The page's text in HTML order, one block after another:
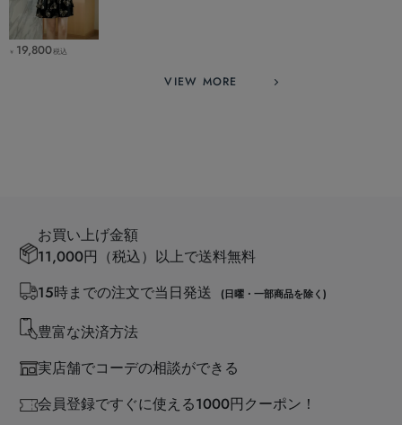
￥ 19,800税込
VIEW MORE
お買い上げ金額
11,000円（税込）以上で送料無料
15時までの注文で当日発送
(日曜・一部商品を除く)
豊富な決済方法
実店舗でコーデの相談ができる
会員登録ですぐに使える1000円クーポン！